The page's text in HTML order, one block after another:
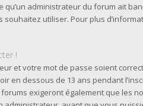
qu’un administrateur du forum ait
souhaitez utiliser. Pour plus
!
et votre mot de passe soient
en dessous de 13 ans pendant
exigeront également que les